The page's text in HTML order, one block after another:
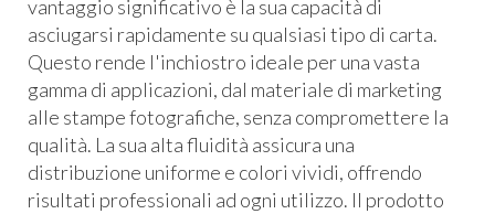
vantaggio significativo è la sua capacità di
asciugarsi rapidamente su qualsiasi tipo di carta.
Questo rende l'inchiostro ideale per una vasta
gamma di applicazioni, dal materiale di marketing
alle stampe fotografiche, senza compromettere la
qualità. La sua alta fluidità assicura una
distribuzione uniforme e colori vividi, offrendo
risultati professionali ad ogni utilizzo. Il prodotto